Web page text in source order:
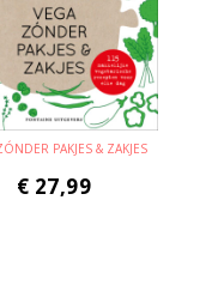
PAKJES & ZAKJES
€ 27,99